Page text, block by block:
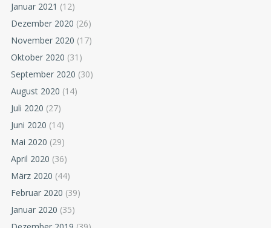
Januar 2021 (12)
Dezember 2020 (26)
November 2020 (17)
Oktober 2020 (31)
September 2020 (30)
August 2020 (14)
Juli 2020 (27)
Juni 2020 (14)
Mai 2020 (29)
April 2020 (36)
März 2020 (44)
Februar 2020 (39)
Januar 2020 (35)